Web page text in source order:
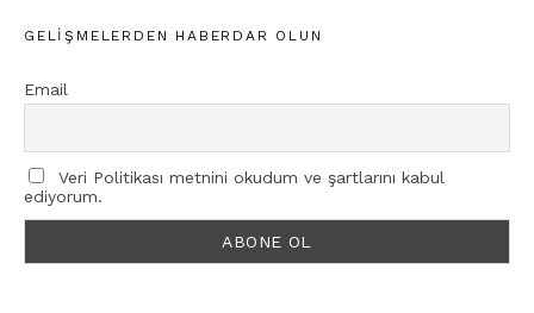
GELIŞMELERDEN HABERDAR OLUN
Email
Veri Politikası metnini okudum ve şartlarını kabul
ediyorum.